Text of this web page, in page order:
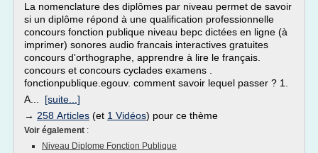
La nomenclature des diplômes par niveau permet de savoir
si un diplôme répond à une qualification professionnelle
concours fonction publique niveau bepc dictées en ligne (à
imprimer) sonores audio francais interactives gratuites
concours d'orthographe, apprendre à lire le français.
concours et concours cyclades examens .
fonctionpublique.egouv. comment savoir lequel passer ? 1.
A... [suite...]
→ 258 Articles (et 1 Vidéos) pour ce thème
Voir également :
Niveau Diplome Fonction Publique